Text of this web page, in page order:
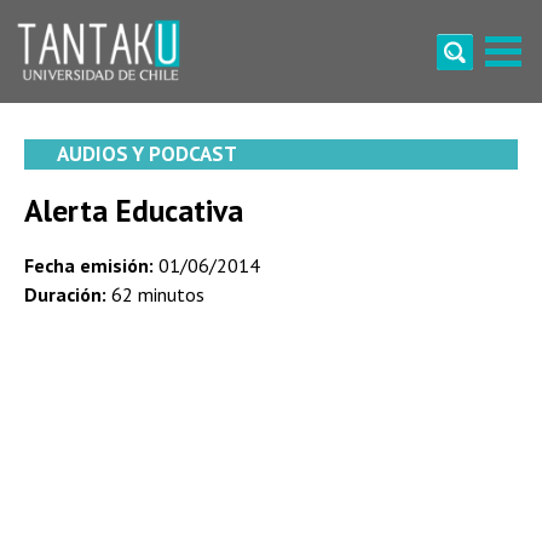
content
AUDIOS Y PODCAST
Alerta Educativa
Fecha emisión: 01/06/2014
Duración: 62 minutos